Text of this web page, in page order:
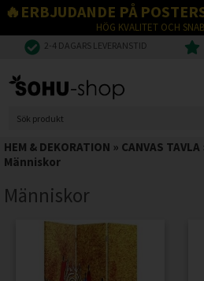
🔥ERBJUDANDE PÅ
HÖG KVALITET OCH
2-4 DAGARS LEVERANSTID
HEM & DEKORATION » CANVAS TAVLA
Människor
Människor